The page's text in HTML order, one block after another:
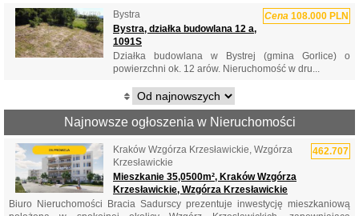
Bystra Cena 108.000 PLN
Bystra, działka budowlana 12 a,
1091S
Działka budowlana w Bystrej (gmina Gorlice) o
powierzchni ok. 12 arów. Nieruchomość w dru...
Najnowsze ogłoszenia w Nieruchomości
462.707
Kraków Wzgórza Krzesławickie, Wzgórza
Krzesławickie
Mieszkanie 35,0500m², Kraków Wzgórza
Krzesławickie, Wzgórza Krzesławickie
Biuro Nieruchomości Bracia Sadurscy prezentuje inwestycję mieszkaniową